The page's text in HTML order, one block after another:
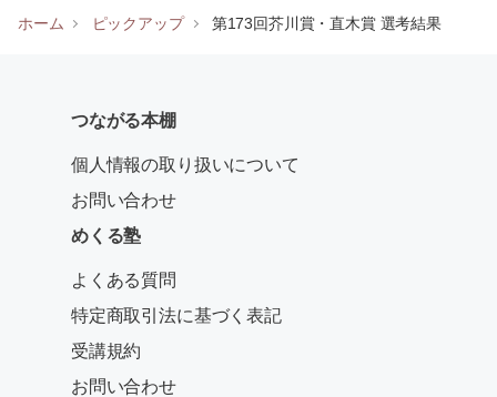
ホーム ピックアップ 第173回芥川賞・直木賞 選考結果
つながる本棚
個人情報の取り扱いについて
お問い合わせ
めくる塾
よくある質問
特定商取引法に基づく表記
受講規約
お問い合わせ